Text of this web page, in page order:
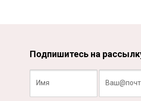
Подпишитесь на